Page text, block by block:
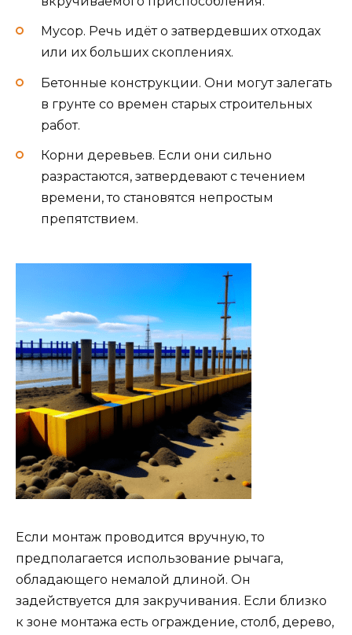
Мусор. Речь идёт о затвердевших отходах
или их больших скоплениях.
Бетонные конструкции. Они могут залегать
в грунте со времен старых строительных
работ.
Корни деревьев. Если они сильно
разрастаются, затвердевают с течением
времени, то становятся непростым
препятствием.
Если монтаж проводится вручную, то
предполагается использование рычага,
обладающего немалой длиной. Он
задействуется для закручивания. Если близко
к зоне монтажа есть ограждение, столб, дерево,